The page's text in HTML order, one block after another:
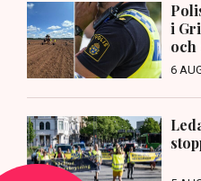
i
och
6